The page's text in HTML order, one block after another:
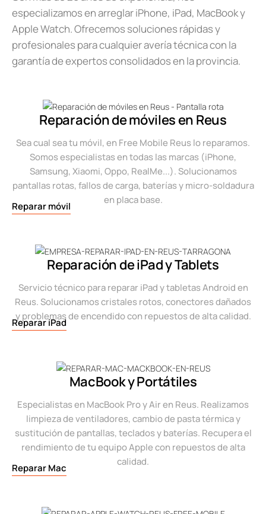
especializamos en arreglar iPhone, iPad, MacBook y
Apple Watch. Ofrecemos soluciones rápidas y
profesionales para cualquier avería técnica con la
garantía de expertos consolidados en la provincia.
Reparación de móviles en Reus
Sea cual sea tu móvil, en Free Mobile Reus lo reparamos.
Somos especialistas en todas las marcas (iPhone,
Samsung, Xiaomi, Oppo, RealMe...). Solucionamos
pantallas rotas, fallos de carga, baterías y micro-soldadura
en placa base.
Reparar móvil
Reparación de iPad y Tablets
Servicio técnico para reparar iPad y tabletas Android en
Reus. Solucionamos cristales rotos, conectores dañados
y problemas de encendido con repuestos de alta calidad.
Reparar iPad
MacBook y Portátiles
Especialistas en MacBook Pro y Air en Reus. Realizamos
limpieza de ventiladores, cambio de pasta térmica y
sustitución de pantallas, teclados y baterías. Recupera el
rendimiento de tu equipo Apple con repuestos de alta
calidad.
Reparar Mac